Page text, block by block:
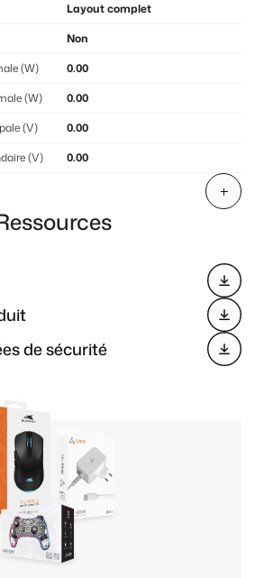
Layout complet
Non
(W)
0.00
(W)
0.00
(V)
0.00
(V)
0.00
de sécurité